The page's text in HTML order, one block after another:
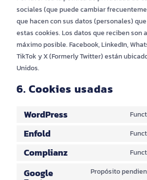
sociales (que puede cambiar
que hacen con sus datos (personales)
estas cookies. Los datos que reciben son
máximo posible. Facebook, LinkedIn,
TikTok y X (Formerly Twitter) están
Unidos.
6. Cookies usadas
WordPress
Enfold
Complianz
Google
Propósito